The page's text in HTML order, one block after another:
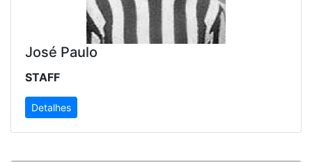
José Paulo
STAFF
Detalhes